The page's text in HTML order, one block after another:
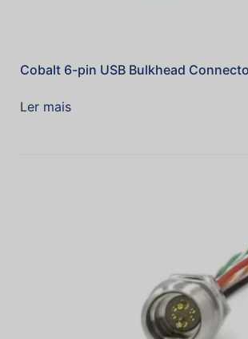
Cobalt 6-pin USB Bulkhead
Ler mais